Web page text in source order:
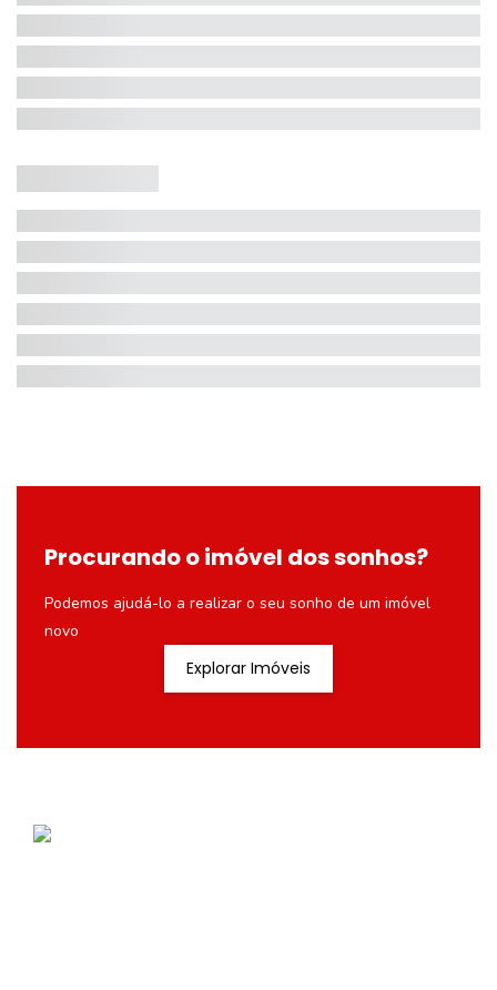
Procurando o imóvel dos sonhos?
Podemos ajudá-lo a realizar o seu sonho de um imóvel
novo
Explorar Imóveis